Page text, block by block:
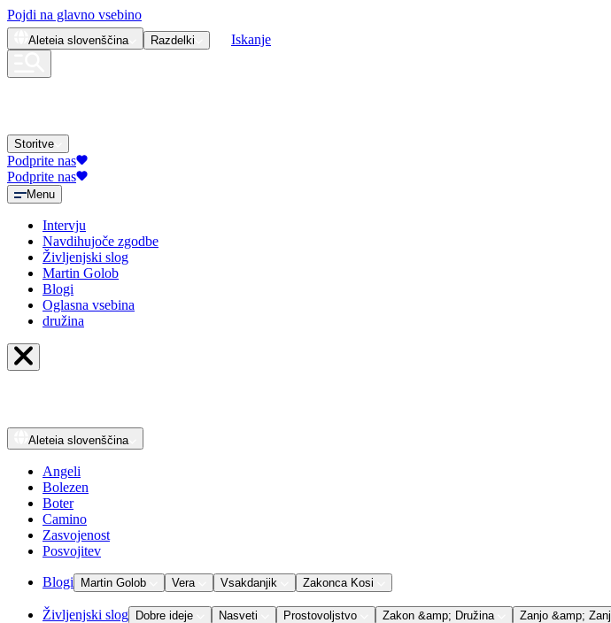
Pojdi na glavno vsebino
Aleteia slovenščina Razdelki Iskanje
Storitve
Podprite nas
Podprite nas
Menu
Intervju
Navdihujoče zgodbe
Življenjski slog
Martin Golob
Blogi
Oglasna vsebina
družina
Aleteia slovenščina
Angeli
Bolezen
Boter
Camino
Zasvojenost
Posvojitev
Blogi Martin Golob Vera Vsakdanjik Zakonca Kosi
Življenjski slog Dobre ideje Nasveti Prostovoljstvo Zakon &amp; Družina Zanjo &amp; Zanj